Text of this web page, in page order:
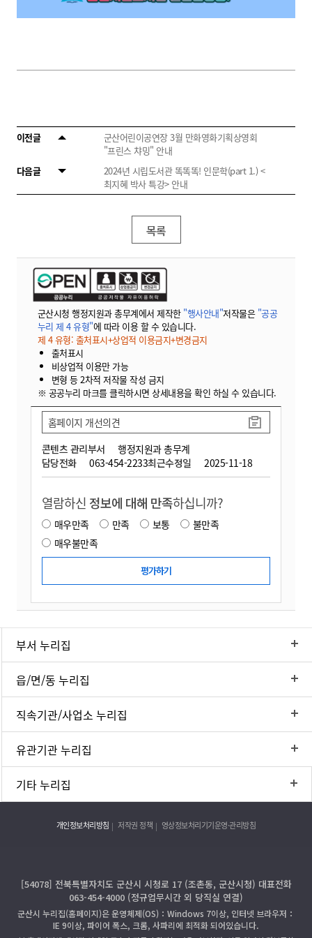
이전글
군산어린이공연장 3월 만화영화기획상영회
"프린스 챠밍" 안내
다음글
2024년 시립도서관 똑똑똑! 인문학(part 1.) <
최지혜 박사 특강> 안내
목록
군산시청 행정지원과 총무계에서 제작한 "행사안내"저작물은 "공공
누리 제 4 유형"에 따라 이용 할 수 있습니다.
제 4 유형: 출처표시+상업적 이용금지+변경금지
출처표시
비상업적 이용만 가능
변형 등 2차적 저작물 작성 금지
※ 공공누리 마크를 클릭하시면 상세내용을 확인 하실 수 있습니다.
콘텐츠 관리부서
행정지원과 총무계
담당전화
063-454-2233최근수정일 2025-11-18
홈페이지 개선의견
열람하신 정보에 대해 만족하십니까?
매우만족 만족 보통
불만족
매우불만족
부서 누리집
읍/면/동 누리집
직속기관/사업소 누리집
유관기관 누리집
기타 누리집
개인정보처리방침 저작권 정책 영상정보처리기기운영·관리방침
[54078] 전북특별자치도 군산시 시청로 17 (조촌동, 군산시청) 대표전화
063-454-4000 (정규업무시간 외 당직실 연결)
군산시 누리집(홈페이지)은 운영체제(OS)：Windows 7이상, 인터넷 브라우저：
IE 9이상, 파이어 폭스, 크롬, 사파리에 최적화 되어있습니다.